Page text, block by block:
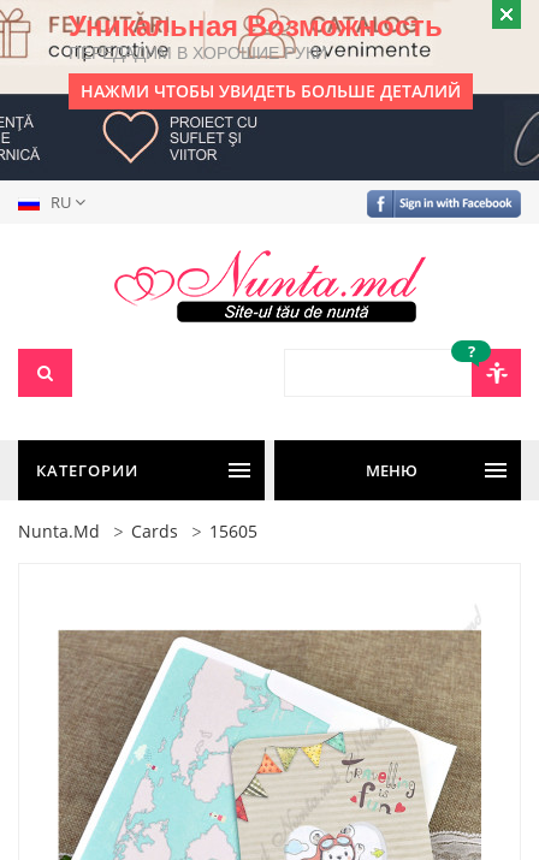
Уникальная Возможность
ПЕРЕДАДИМ В ХОРОШИЕ РУКИ
НАЖМИ ЧТОБЫ УВИДЕТЬ БОЛЬШЕ ДЕТАЛИЙ
RU
?
КАТЕГОРИИ МЕНЮ
Nunta.md Cards 15605